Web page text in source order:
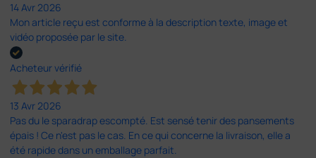
14 Avr 2026
Mon article reçu est conforme à la description texte, image et
vidéo proposée par le site.
Acheteur vérifié
13 Avr 2026
Pas du le sparadrap escompté. Est sensé tenir des pansements
épais ! Ce n'est pas le cas. En ce qui concerne la livraison, elle a
été rapide dans un emballage parfait.